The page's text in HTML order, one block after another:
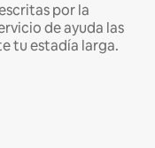
por la
de ayuda las
tu estadía larga.